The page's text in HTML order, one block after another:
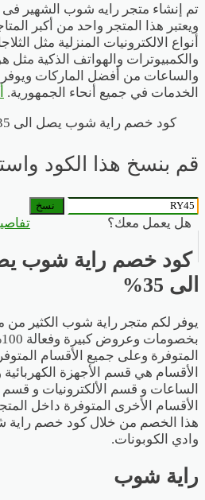
تم إنشاء متجر رايه شوب الشهير فى
ويعتبر هذا المتجر واحد من أكبر
أنواع الالكترونيات المنزلية مثل
والكمبيوترات والهواتف الذكية
والساعات من أفضل الماركات ويوفر
الخدمات في جميع أنحاء الجمهورية.
كود خصم راية شوب يصل الى 35% على كافة المنتجات
قم بنسخ هذا الكود
نسخ
هل يعمل معك؟
كود خصم راية شوب
الى 35%
يوفر لكم متجر راية شوب الكثير من
المتوفرة وعلى جميع الأقسام
الأقسام هي قسم الأجهزة
الساعات و قسم الألكترونيات و
الأقسام الأخرى المتوفرة داخل
هذا الخصم من خلال كود خصم راية
وادي الكوبونات.
راية شوب